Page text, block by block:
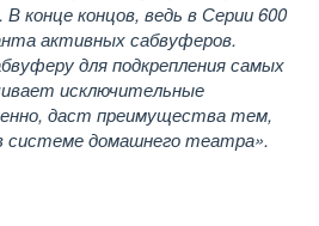
конце концов, ведь в Серии 600
активных сабвуферов.
для подкрепления самых
исключительные
даст преимущества тем,
системе домашнего театра».